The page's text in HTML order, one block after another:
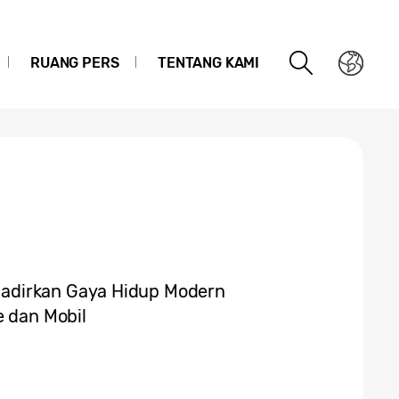
RUANG PERS TENTANG KAMI
Gaya Hidup Modern
dan Mobil